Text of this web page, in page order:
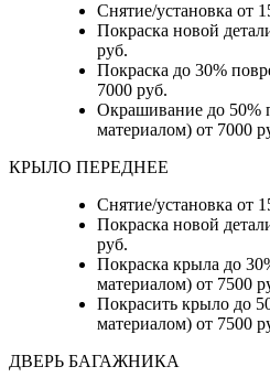
Снятие/установка от
Покраска новой
руб.
Покраска до 30%
7000 руб.
Окрашивание до 50%
материалом) от 7000
КРЫЛО ПЕРЕДНЕЕ
Снятие/установка от
Покраска новой
руб.
Покраска крыла до
материалом) от 7500
Покрасить крыло до
материалом) от 7500
ДВЕРЬ БАГАЖНИКА